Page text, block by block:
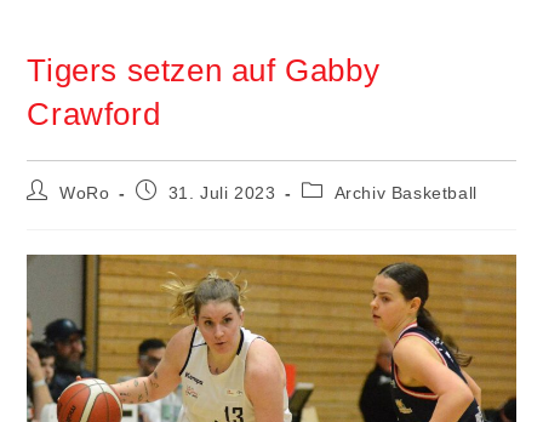
Tigers setzen auf Gabby
Crawford
Beitrags-
WoRo
Beitrag31. Juli 2023
Beitrags-
Archiv Basketball